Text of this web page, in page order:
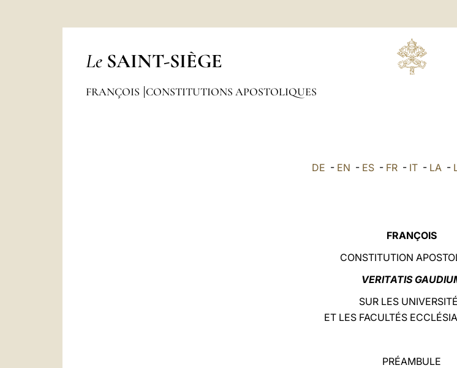
Le SAINT-SIÈGE
FRANÇOIS CONSTITUTIONS APOSTOLIQUES
DE - EN - ES- FR- IT- LA-
FRANÇOIS
CONSTITUTION
VERITATIS
SUR LES
ET LES FACULTÉS
PRÉAMBULE